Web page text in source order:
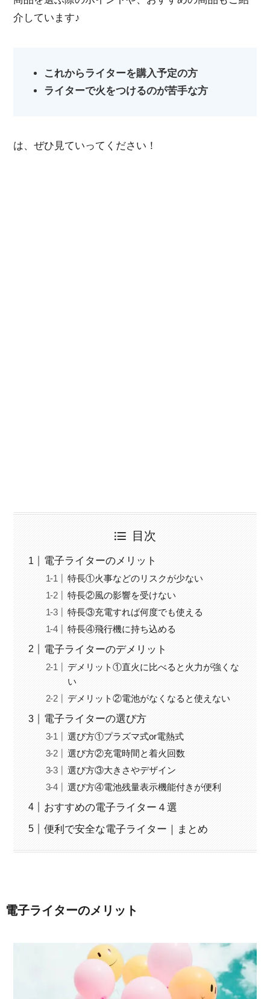
介しています♪
これからライターを購入予定の方
ライターで火をつけるのが苦手な方
は、ぜひ見ていってください！
目次
電子ライターのメリット
特長①火事などのリスクが少ない
特長②風の影響を受けない
特長③充電すれば何度でも使える
特長④飛行機に持ち込める
電子ライターのデメリット
デメリット①直火に比べると火力が強くな
い
デメリット②電池がなくなると使えない
電子ライターの選び方
選び方①プラズマ式or電熱式
選び方②充電時間と着火回数
選び方③大きさやデザイン
選び方④電池残量表示機能付きが便利
おすすめの電子ライター４選
便利で安全な電子ライター｜まとめ
電子ライターのメリット